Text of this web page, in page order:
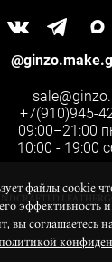
+7(910)945-
09:00–21:00
10:00 - 19:00
сайт от
файлы cookie
эффективность
вы соглашаетесь